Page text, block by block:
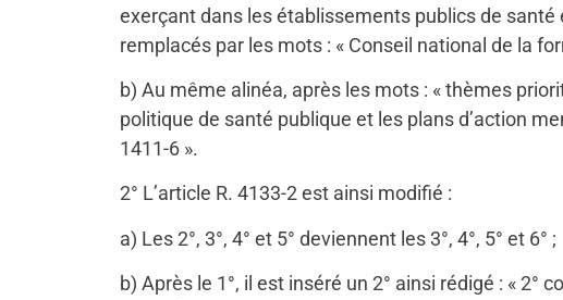
exerçant dans les établissements publics de
remplacés par les mots : « Conseil national de la
b) Au même alinéa, après les mots : « thèmes
politique de santé publique et les plans d’action
1411-6 ».
2° L’article R. 4133-2 est ainsi modifié :
a) Les 2°, 3°, 4° et 5° deviennent les 3°, 4°, 5° et 6° ;
b) Après le 1°, il est inséré un 2° ainsi rédigé : «